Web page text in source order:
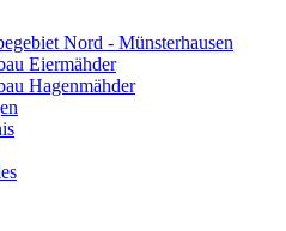
Nord - Münsterhausen
Eiermähder
Hagenmähder